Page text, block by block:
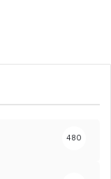
480